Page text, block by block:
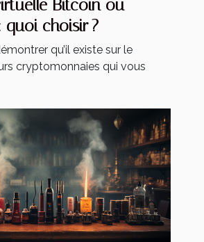
Bitcoin ou
quoi choisir ?
qu’il existe sur le
cryptomonnaies qui vous